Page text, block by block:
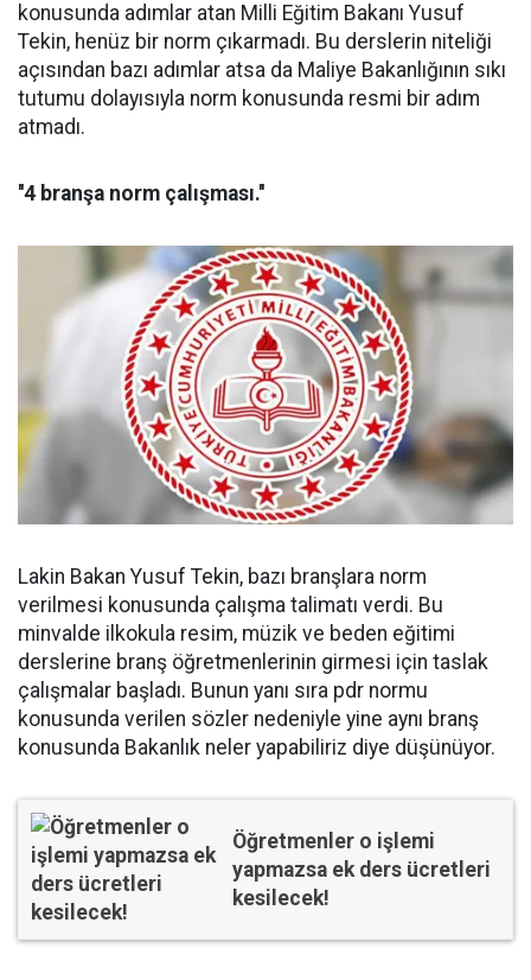
konusunda adımlar atan Milli Eğitim Bakanı Yusuf
Tekin, henüz bir norm çıkarmadı. Bu derslerin niteliği
açısından bazı adımlar atsa da Maliye Bakanlığının sıkı
tutumu dolayısıyla norm konusunda resmi bir adım
atmadı.
''4 branşa norm çalışması.''
Lakin Bakan Yusuf Tekin, bazı branşlara norm
verilmesi konusunda çalışma talimatı verdi. Bu
minvalde ilkokula resim, müzik ve beden eğitimi
derslerine branş öğretmenlerinin girmesi için taslak
çalışmalar başladı. Bunun yanı sıra pdr normu
konusunda verilen sözler nedeniyle yine aynı branş
konusunda Bakanlık neler yapabiliriz diye düşünüyor.
Öğretmenler o işlemi
yapmazsa ek ders ücretleri
kesilecek!